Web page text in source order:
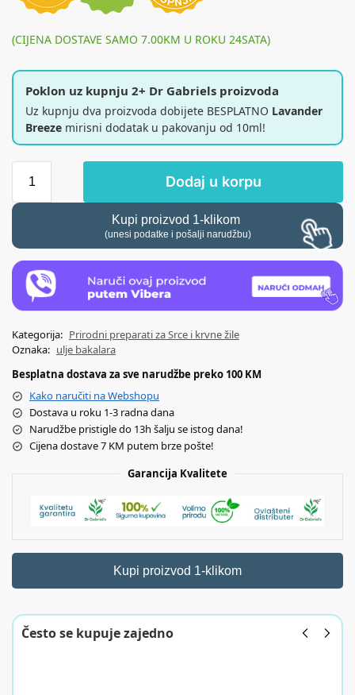
(CIJENA DOSTAVE SAMO 7.00KM U ROKU 24SATA)
Poklon uz kupnju 2+ Dr Gabriels proizvoda
Uz kupnju dva proizvoda dobijete BESPLATNO Lavander
Breeze mirisni dodatak u pakovanju od 10ml!
Dodaj u korpu
Kupi proizvod 1-klikom
(unesi podatke i pošalji narudžbu)
Kategorija: Prirodni preparati za Srce i krvne žile
Oznaka: ulje bakalara
Besplatna dostava za sve narudžbe preko 100 KM
Kako naručiti na Webshopu
Dostava u roku 1-3 radna dana
Narudžbe pristigle do 13h šalju se istog dana!
Cijena dostave 7 KM putem brze pošte!
Garancija Kvalitete
Kupi proizvod 1-klikom
Često se kupuje zajedno